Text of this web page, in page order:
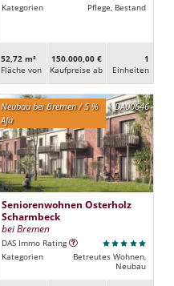
Kategorien
Pflege, Bestand
52,72 m²
Fläche von
150.000,00 €
Kaufpreise ab
1
Ein­heiten
DA00646
Neubau bei Bremen / 5 %
Afa
Seniorenwohnen Osterholz
Scharmbeck
bei Bremen
DAS Immo Rating
Kategorien
Betreutes Wohnen,
Neubau